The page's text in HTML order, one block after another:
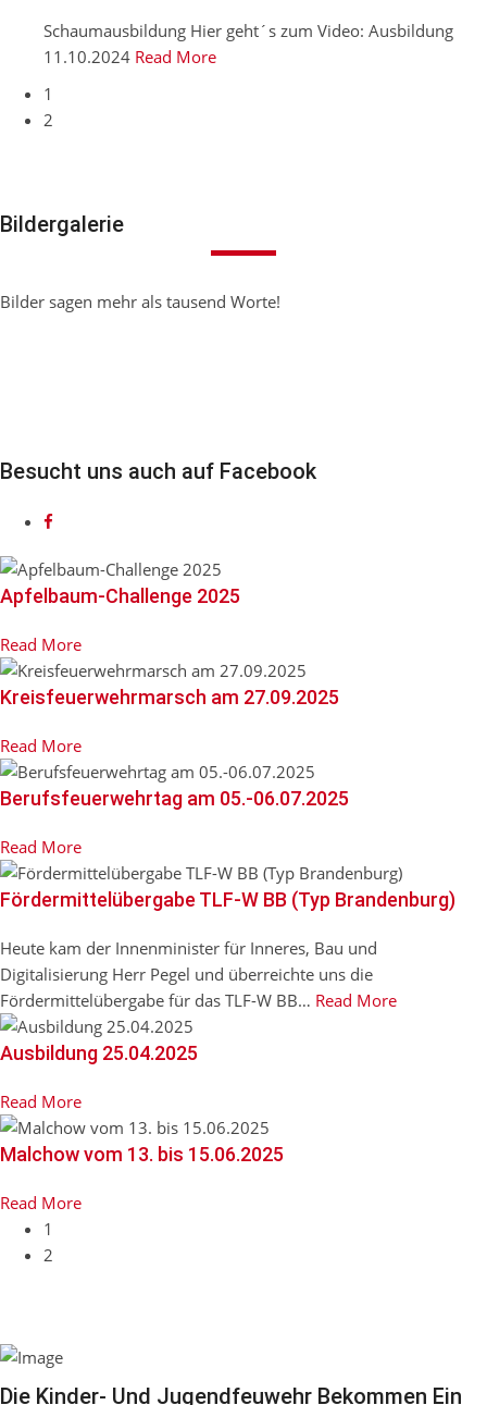
Schaumausbildung Hier geht´s zum Video: Ausbildung
11.10.2024 Read More
1
2
Bildergalerie
Bilder sagen mehr als tausend Worte!
Besucht uns auch auf Facebook
Apfelbaum-Challenge 2025
Read More
Kreisfeuerwehrmarsch am 27.09.2025
Read More
Berufsfeuerwehrtag am 05.-06.07.2025
Read More
Fördermittelübergabe TLF-W BB (Typ Brandenburg)
Heute kam der Innenminister für Inneres, Bau und
Digitalisierung Herr Pegel und überreichte uns die
Fördermittelübergabe für das TLF-W BB… Read More
Ausbildung 25.04.2025
Read More
Malchow vom 13. bis 15.06.2025
Read More
1
2
Die Kinder- Und Jugendfeuwehr Bekommen Ein